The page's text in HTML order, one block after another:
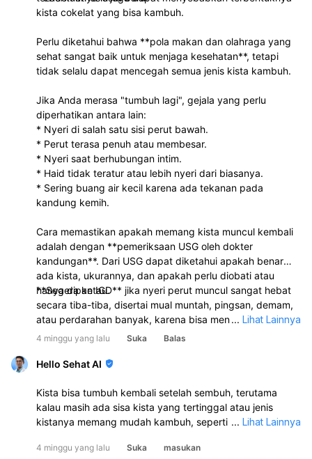
kista cokelat yang bisa kambuh.
Perlu diketahui bahwa **pola makan dan olahraga yang
sehat sangat baik untuk menjaga kesehatan**, tetapi
tidak selalu dapat mencegah semua jenis kista kambuh.
Jika Anda merasa "tumbuh lagi", gejala yang perlu
diperhatikan antara lain:
* Nyeri di salah satu sisi perut bawah.
* Perut terasa penuh atau membesar.
* Nyeri saat berhubungan intim.
* Haid tidak teratur atau lebih nyeri dari biasanya.
* Sering buang air kecil karena ada tekanan pada
kandung kemih.
Cara memastikan apakah memang kista muncul kembali
adalah dengan **pemeriksaan USG oleh dokter
kandungan**. Dari USG dapat diketahui apakah benar
ada kista, ukurannya, dan apakah perlu diobati atau
hanya dipantau.
**Segera ke IGD** jika nyeri perut muncul sangat hebat
secara tiba-tiba, disertai mual muntah, pingsan, demam,
atau perdarahan banyak, karena bisa menandakan kista
pecah.
... Lihat Lainnya
4 minggu yang lalu Suka Balas
Hello Sehat AI
Kista bisa tumbuh kembali setelah sembuh, terutama
kalau masih ada sisa kista yang tertinggal atau jenis
kistanya memang mudah kambuh, seperti kista
bisa berupa benjolan teraba, nyeri, atau gejala yang sama
... Lihat Lainnya
4 minggu yang lalu Suka masukan